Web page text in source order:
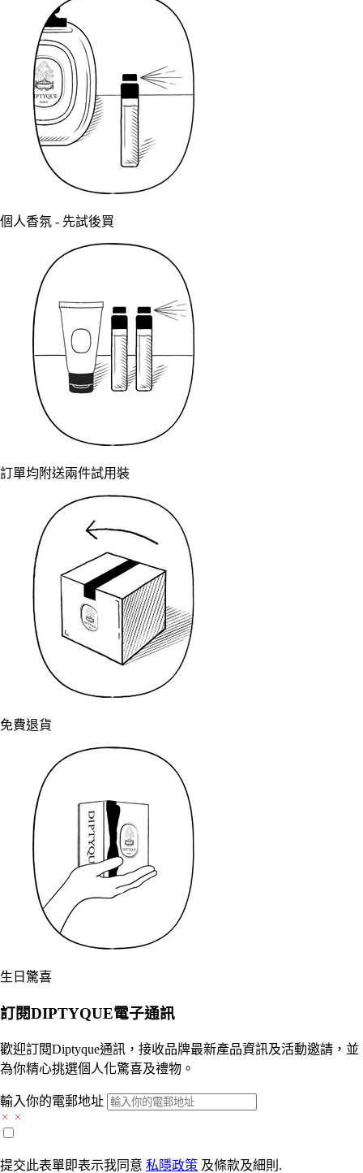
個人香氛 - 先試後買
訂單均附送兩件試用裝
免費退貨
生日驚喜
訂閱DIPTYQUE電子通訊
歡迎訂閱Diptyque通訊，接收品牌最新產品資訊及活動邀請，並
為你精心挑選個人化驚喜及禮物。
輸入你的電郵地址
提交此表單即表示我同意 私隱政策 及條款及細則.